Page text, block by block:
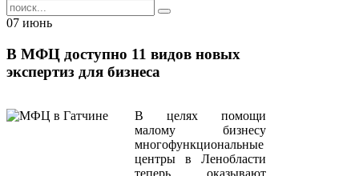
07 июнь
В МФЦ доступно 11 видов новых
экспертиз для бизнеса
В целях помощи
малому бизнесу
многофункциональные
центры в Ленобласти
теперь оказывают